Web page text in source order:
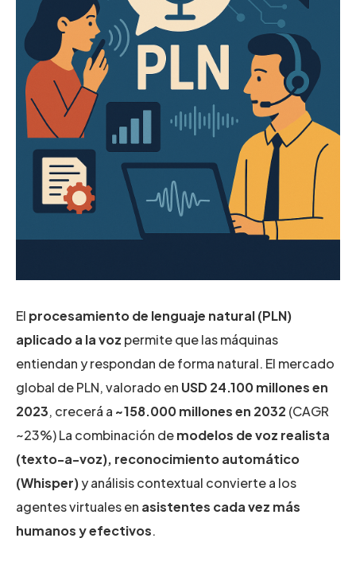
El procesamiento de lenguaje natural (PLN)
aplicado a la voz permite que las máquinas
entiendan y respondan de forma natural. El mercado
global de PLN, valorado en USD 24.100 millones en
2023, crecerá a ~158.000 millones en 2032 (CAGR
~23%) La combinación demodelos de voz realista
(texto-a-voz), reconocimiento automático
(Whisper)y análisis contextual convierte a los
agentes virtuales en asistentes cada vez más
humanos y efectivos.